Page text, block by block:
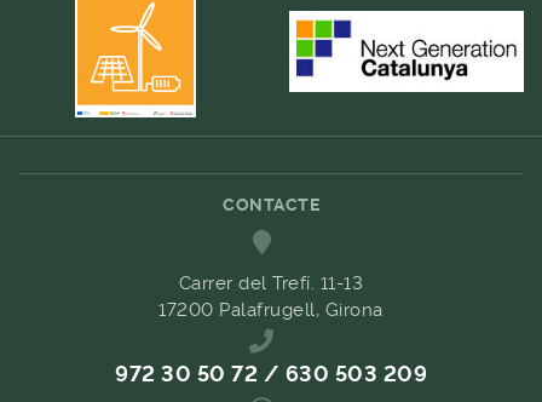
CONTACTE
Carrer del Trefí. 11-13
17200 Palafrugell, Girona
972 30 50 72 / 630 503 209